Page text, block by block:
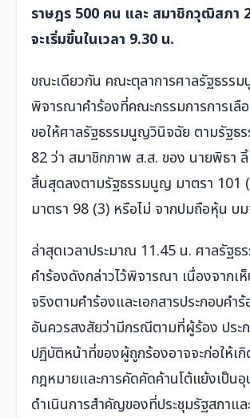
ราษฎร 500 คน และ สมาชิกวุฒิสภา
จะเริ่มขึ้นในเวลา 9.30 น.
ขณะเดียวกัน คณะตุลาการศาลรัฐธรร
พิจารณาคำร้องที่คณะกรรมการการเลื
ขอให้ศาลรัฐธรรมนูญวินิจฉัย ตามรัฐธ
82 ว่า สมาชิกภาพ ส.ส. ของ นายพิธา
สิ้นสุดลงตามรัฐธรรมนูญ มาตรา 101
มาตรา 98 (3) หรือไม่ จากปมถือหุ้น บ
ล่าสุดเวลาประมาณ 11.45 น. ศาลรัฐ
คำร้องดังกล่าวไว้พิจารณา เนื่องจากเ
จริงตามคำร้องและเอกสารประกอบคำ
อันควรสงสัยว่ามีกรณีตามที่ผู้ร้อง ประ
ปฏิบัติหน้าที่ของผู้ถูกร้องอาจจะก่อให้เ
กฎหมายและการคัดคัดค้านโต้แย้งเป็น
ดำเนินการสำคัญของที่ประชุมรัฐสภาแล